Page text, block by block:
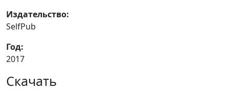
Издательство:
SelfPub
Год:
2017
Скачать